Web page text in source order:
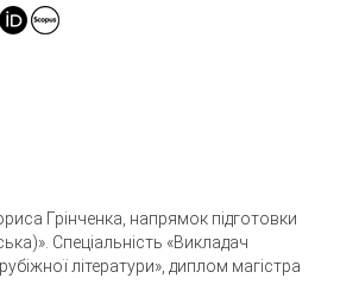
Грінченка, напрямок підготовки
Спеціальність «Викладач
літератури», диплом магістра